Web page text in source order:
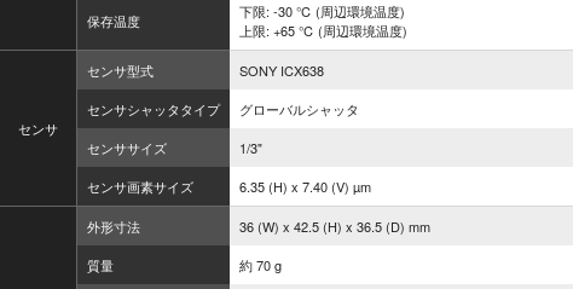
保存温度
下限: -30 ℃ (周辺環境温度)
上限: +65 ℃ (周辺環境温度)
センサ
センサ型式
SONY ICX638
センサシャッタタイプ
グローバルシャッタ
センササイズ
1/3"
センサ画素サイズ
6.35 (H) x 7.40 (V) µm
外形寸法
36 (W) x 42.5 (H) x 36.5 (D) mm
質量
約 70 g